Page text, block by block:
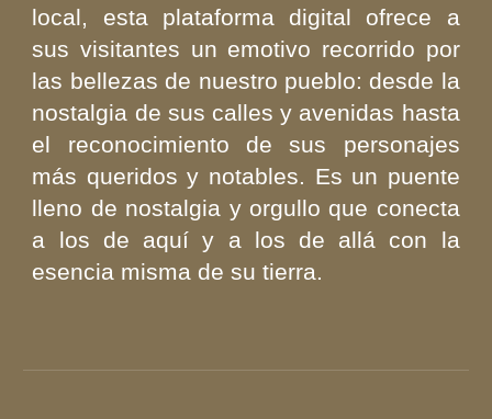
local, esta plataforma digital ofrece a
sus visitantes un emotivo recorrido por
las bellezas de nuestro pueblo: desde la
nostalgia de sus calles y avenidas hasta
el reconocimiento de sus personajes
más queridos y notables. Es un puente
lleno de nostalgia y orgullo que conecta
a los de aquí y a los de allá con la
esencia misma de su tierra.